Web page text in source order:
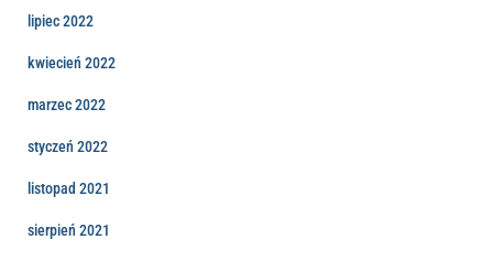
lipiec 2022
kwiecień 2022
marzec 2022
styczeń 2022
listopad 2021
sierpień 2021